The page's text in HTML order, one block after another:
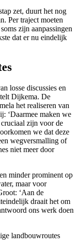
zet, duurt het nog
Per traject moeten
zijn aanpassingen
dat er nu eindelijk
losse discussies en
Dijkema. De
het realiseren van
‘Daarmee maken we
zijn voor de
we dat deze
wegversmalling of
niet meer door
minder prominent op
maar voor
‘Aan de
draait het om
ons werk doen
landbouwroutes